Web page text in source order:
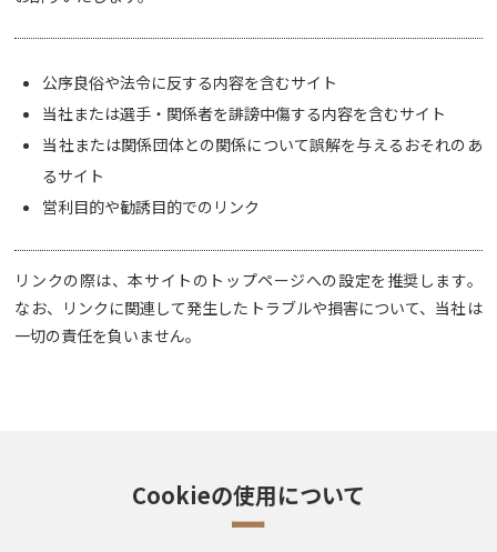
公序良俗や法令に反する内容を含むサイト
当社または選手・関係者を誹謗中傷する内容を含むサイト
当社または関係団体との関係について誤解を与えるおそれのあ
るサイト
営利目的や勧誘目的でのリンク
リンクの際は、本サイトのトップページへの設定を推奨します。
なお、リンクに関連して発生したトラブルや損害について、当社は
一切の責任を負いません。
Cookieの使用について
ー